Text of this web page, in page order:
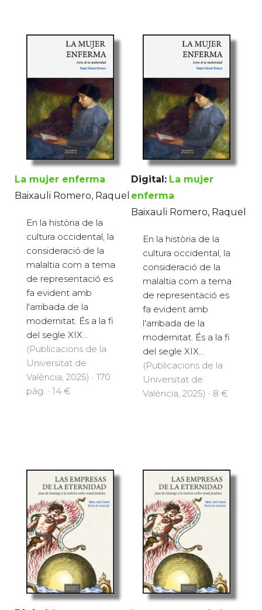
La mujer enferma
Baixauli Romero, Raquel
En la història de la
cultura occidental, la
consideració de la
malaltia com a tema
de representació es
fa evident amb
l'arribada de la
modernitat. És a la fi
del segle XIX...
(Publicacions de la
Universitat de
València, 2025) · 170
pàg. · 14 €
Digital: La mujer
enferma
Baixauli Romero, Raquel
En la història de la
cultura occidental, la
consideració de la
malaltia com a tema
de representació es
fa evident amb
l'arribada de la
modernitat. És a la fi
del segle XIX...
(Publicacions de la
Universitat de
València, 2025) · 8 €